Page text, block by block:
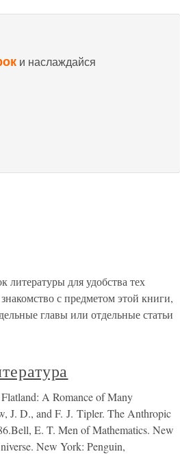
и наслаждайся
для удобства тех
с предметом этой книги,
главы или отдельные статьи
A Romance of Many
J. D., and F. J. Tipler. The Anthropic
E. T. Men of Mathematics. New
New York: Penguin,